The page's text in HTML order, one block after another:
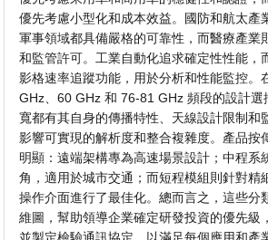
優先考慮小型化和成本效益。國防和航太產
軍事領域都具備嚴格的可靠性，而醫療產業
和監管許可。工業自動化追求確定性性能，
影格速率追蹤功能，用於分析和性能監控。
GHz、60 GHz 和 76-81 GHz 頻段的設計選
寬都有其自身的傳播特性、天線設計限制和
影響可實現的解析度和整合複雜度。產品按
明顯：遠端架構專為高速場景設計；中程系
角，適用於城市交通；而短程模組則針對精
操作介面進行了最佳化。總而言之，這些分
維圖，幫助領導企業確定研發投資的優先級